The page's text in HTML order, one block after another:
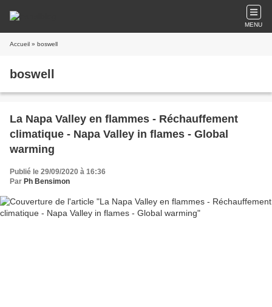
MENU
Accueil » boswell
boswell
La Napa Valley en flammes - Réchauffement
climatique - Napa Valley in flames - Global
warming
Publié le 29/09/2020 à 16:36
Par Ph Bensimon